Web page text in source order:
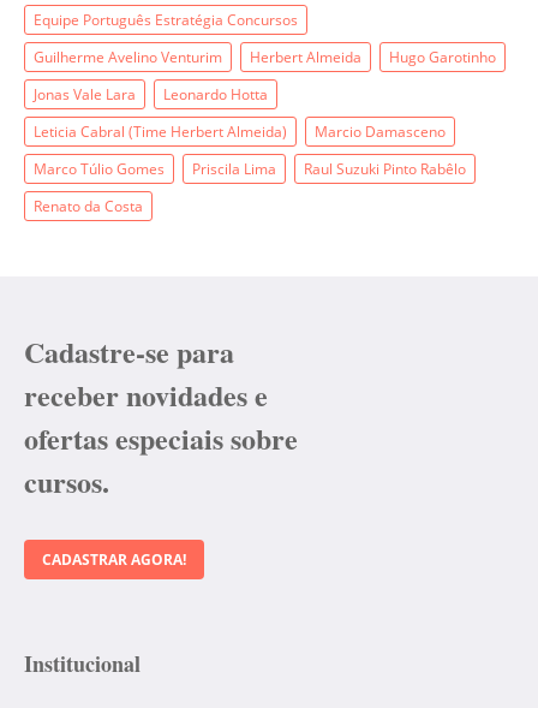
Equipe Português Estratégia Concursos
Guilherme Avelino Venturim
Herbert Almeida
Hugo Garotinho
Jonas Vale Lara
Leonardo Hotta
Leticia Cabral (Time Herbert Almeida)
Marcio Damasceno
Marco Túlio Gomes
Priscila Lima
Raul Suzuki Pinto Rabêlo
Renato da Costa
Cadastre-se para
receber novidades e
ofertas especiais sobre
cursos.
CADASTRAR AGORA!
Institucional